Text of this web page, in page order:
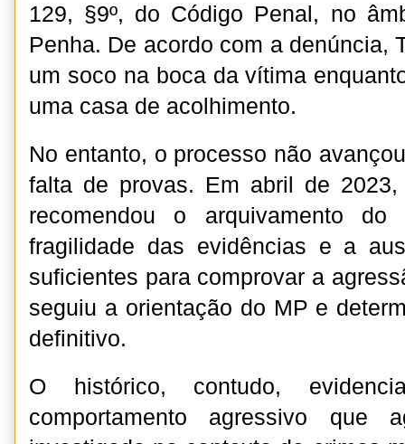
129, §9º, do Código Penal, no
Penha. De acordo com a denúncia,
um soco na boca da vítima
uma casa de acolhimento.
No entanto, o processo não
falta de provas. Em abril de
recomendou o arquivamento
fragilidade das evidências e a
suficientes para comprovar a
seguiu a orientação do MP e
definitivo.
O histórico, contudo,
comportamento agressivo que